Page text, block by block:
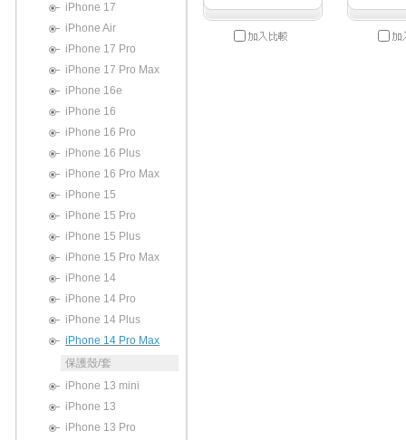
iPhone 17
iPhone Air
iPhone 17 Pro
iPhone 17 Pro Max
iPhone 16e
iPhone 16
iPhone 16 Pro
iPhone 16 Plus
iPhone 16 Pro Max
iPhone 15
iPhone 15 Pro
iPhone 15 Plus
iPhone 15 Pro Max
iPhone 14
iPhone 14 Pro
iPhone 14 Plus
iPhone 14 Pro Max
保護殼/套
iPhone 13 mini
iPhone 13
iPhone 13 Pro